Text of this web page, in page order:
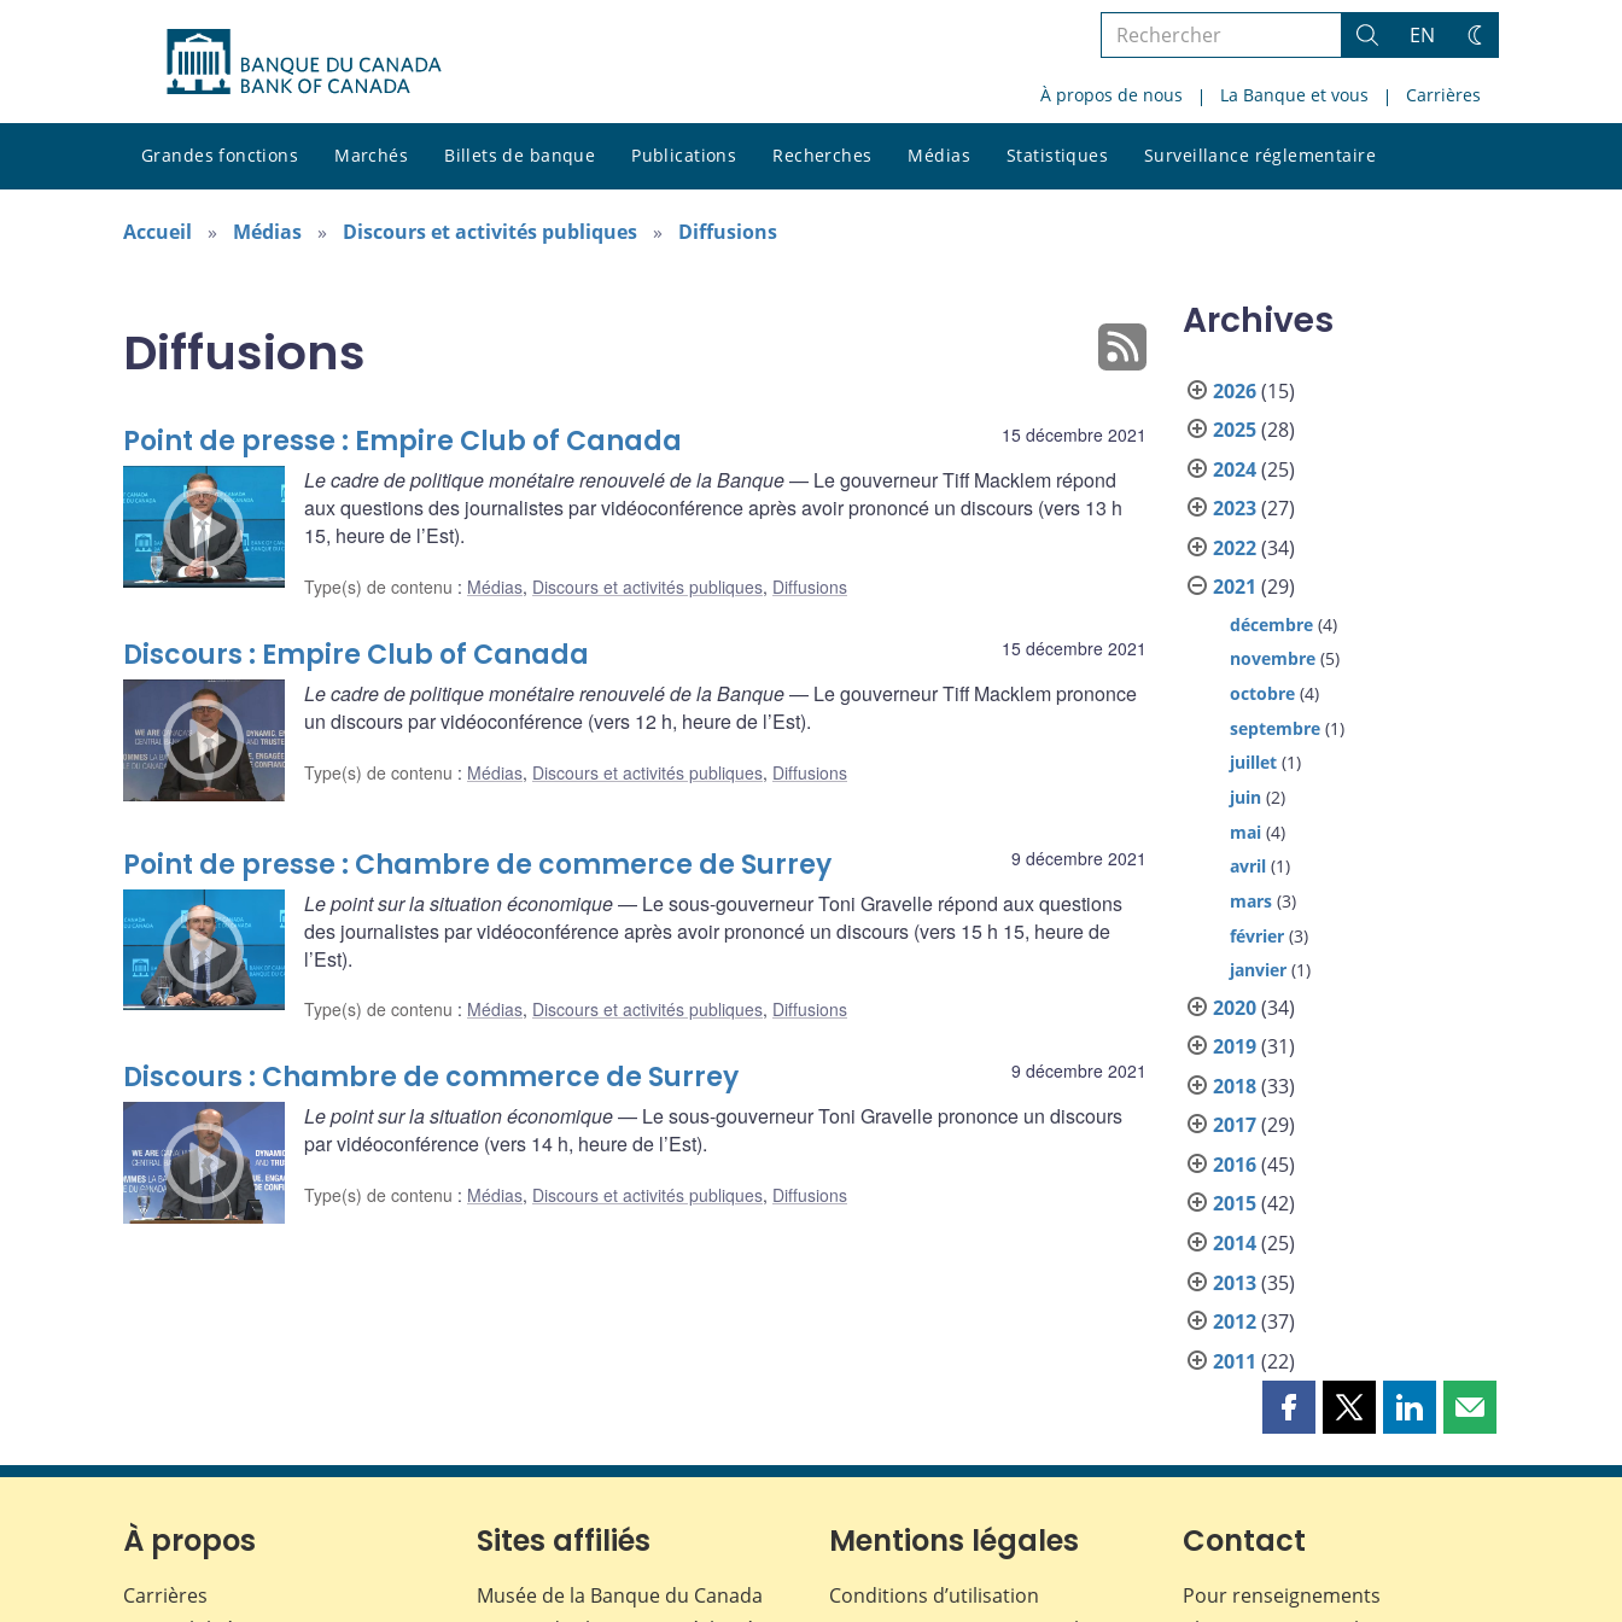
Rechercher
le
site
Rechercher
EN
Changez
thème
À propos de nous La Banque et vous Carrières
Grandes fonctions Marchés Billets de banque Publications Recherches Médias Statistiques Surveillance réglementaire
le
Accueil Médias Discours et activités publiques Diffusions
Diffusions
15 décembre 2021
Point de presse : Empire Club of Canada
Le cadre de politique monétaire renouvelé de la Banque— Le gouverneur Tiff Macklem répond
aux questions des journalistes par vidéoconférence après avoir prononcé un discours (vers 13 h
15, heure de l’Est).
Type(s) de contenu : Médias, Discours et activités publiques, Diffusions
15 décembre 2021
Discours : Empire Club of Canada
Le cadre de politique monétaire renouvelé de la Banque— Le gouverneur Tiff Macklem prononce
un discours par vidéoconférence (vers 12 h, heure de l’Est).
Type(s) de contenu : Médias, Discours et activités publiques, Diffusions
9 décembre 2021
Point de presse : Chambre de commerce de Surrey
Le point sur la situation économique— Le sous-gouverneur Toni Gravelle répond aux questions
des journalistes par vidéoconférence après avoir prononcé un discours (vers 15 h 15, heure de
l’Est).
Type(s) de contenu : Médias, Discours et activités publiques, Diffusions
9 décembre 2021
Discours : Chambre de commerce de Surrey
Le point sur la situation économique— Le sous-gouverneur Toni Gravelle prononce un discours
par vidéoconférence (vers 14 h, heure de l’Est).
Type(s) de contenu : Médias, Discours et activités publiques, Diffusions
Archives
2026(15)
2025(28)
2024(25)
2023(27)
2022(34)
2021 (29)
décembre (4)
novembre (5)
octobre (4)
septembre (1)
juillet (1)
juin (2)
mai (4)
avril (1)
mars (3)
février (3)
janvier (1)
2020(34)
2019(31)
2018(33)
2017(29)
2016(45)
2015(42)
2014(25)
2013(35)
2012(37)
2011 (22)
Partager
page
Facebook
Partager
page
Partager
page
Partager
page
À propos
Carrières
Sites affiliés
Musée de la Banque du Canada
Mentions légales
Conditions d’utilisation
Contact
Pour renseignements